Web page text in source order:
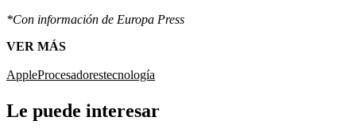
*Con información de Europa Press
VER MÁS
AppleProcesadorestecnología
Le puede interesar